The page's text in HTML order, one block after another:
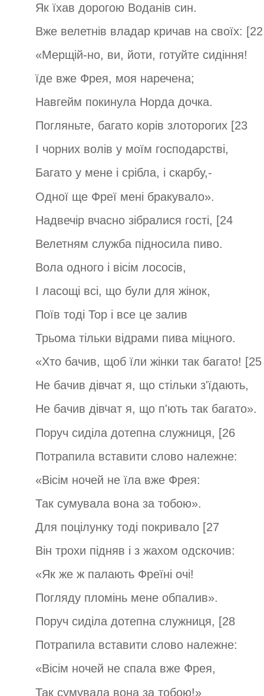
Як їхав дорогою Воданів син.
Вже велетнів владар кричав на своїх: [22
«Мерщій-но, ви, йоти, готуйте сидіння!
їде вже Фрея, моя наречена;
Навгейм покинула Норда дочка.
Погляньте, багато корів злоторогих [23
І чорних волів у моїм господарстві,
Багато у мене і срібла, і скарбу,-
Одної ще Фреї мені бракувало».
Надвечір вчасно зібралися гості, [24
Велетням служба підносила пиво.
Вола одного і вісім лососів,
І ласощі всі, що були для жінок,
Поїв тоді Тор і все це залив
Трьома тільки відрами пива міцного.
«Хто бачив, щоб їли жінки так багато! [25
Не бачив дівчат я, що стільки з'їдають,
Не бачив дівчат я, що п'ють так багато».
Поруч сиділа дотепна служниця, [26
Потрапила вставити слово належне:
«Вісім ночей не їла вже Фрея:
Так сумувала вона за тобою».
Для поцілунку тоді покривало [27
Він трохи підняв і з жахом одскочив:
«Як же ж палають Фреїні очі!
Погляду пломінь мене обпалив».
Поруч сиділа дотепна служниця, [28
Потрапила вставити слово належне:
«Вісім ночей не спала вже Фрея,
Так сумувала вона за тобою!»